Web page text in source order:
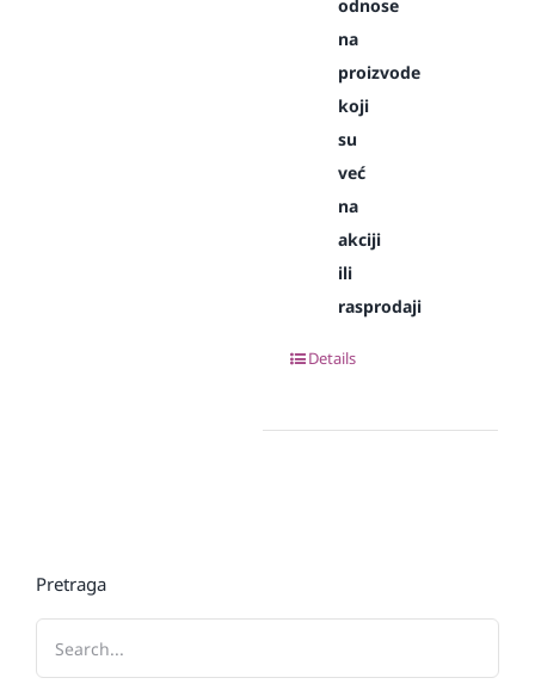
odnose
na
proizvode
koji
su
već
na
akciji
ili
rasprodaji
Details
Pretraga